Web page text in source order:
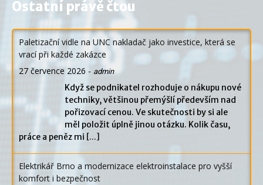
Ostatní právě čtou
Paletizační vidle na UNC nakladač jako investice, která se
vrací při každé zakázce
27 července 2026 - admin
Když se podnikatel rozhoduje o nákupu nové
techniky, většinou přemýšlí především nad
pořizovací cenou. Ve skutečnosti by si ale
měl položit úplně jinou otázku. Kolik času,
práce a peněz mi [...]
Elektrikář Brno a modernizace elektroinstalace pro vyšší
komfort i bezpečnost